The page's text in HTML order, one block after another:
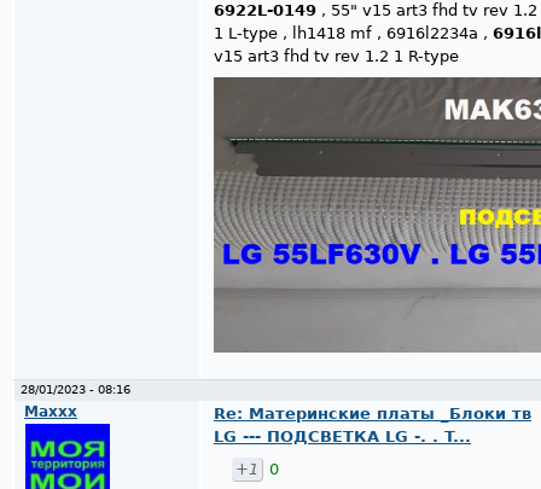
6922L-0149 , 55" v15 art3 fhd tv rev 1.2
1 L-type , lh1418 mf , 6916l2234a ,
v15 art3 fhd tv rev 1.2 1 R-type
28/01/2023 - 08:16
Maxxx
Re: Материнские платы _Блоки тв
LG --- ПОДСВЕТКА LG -. . T...
+1
0